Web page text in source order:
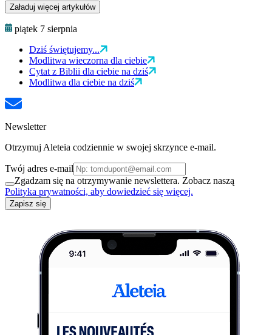
Załaduj więcej artykułów
piątek 7 sierpnia
Dziś świętujemy...
Modlitwa wieczorna dla ciebie
Cytat z Biblii dla ciebie na dziś
Modlitwa dla ciebie na dziś
Newsletter
Otrzymuj Aleteia codziennie w swojej skrzynce e-mail.
Twój adres e-mail
Zgadzam się na otrzymywanie newslettera. Zobacz naszą
Polityka prywatności, aby dowiedzieć się więcej.
Zapisz się